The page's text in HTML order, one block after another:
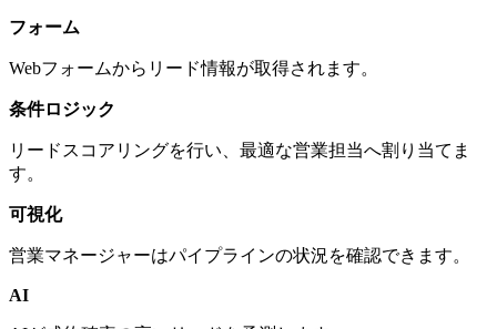
フォーム
Webフォームからリード情報が取得されます。
条件ロジック
リードスコアリングを行い、最適な営業担当へ割り当てま
す。
可視化
営業マネージャーはパイプラインの状況を確認できます。
AI